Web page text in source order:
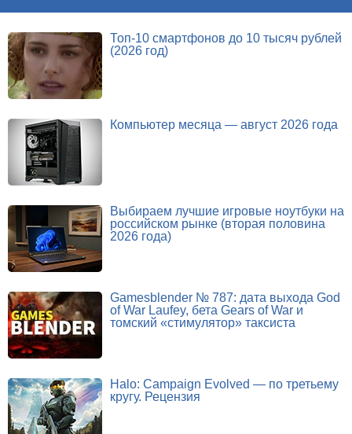
Топ-10 смартфонов до 10 тысяч рублей
(2026 год)
Компьютер месяца — август 2026 года
Выбираем лучшие игровые ноутбуки на
российском рынке (вторая половина
2026 года)
Gamesblender № 787: дата выхода God
of War Laufey, бета Gears of War и
томский «стимулятор» таксиста
Halo: Campaign Evolved — по третьему
кругу. Рецензия